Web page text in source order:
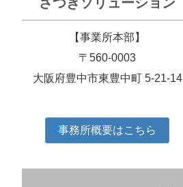
【事業所本部】
〒560-0003
大阪府豊中市東豊中町 5-21-14
事務所概要はこちら